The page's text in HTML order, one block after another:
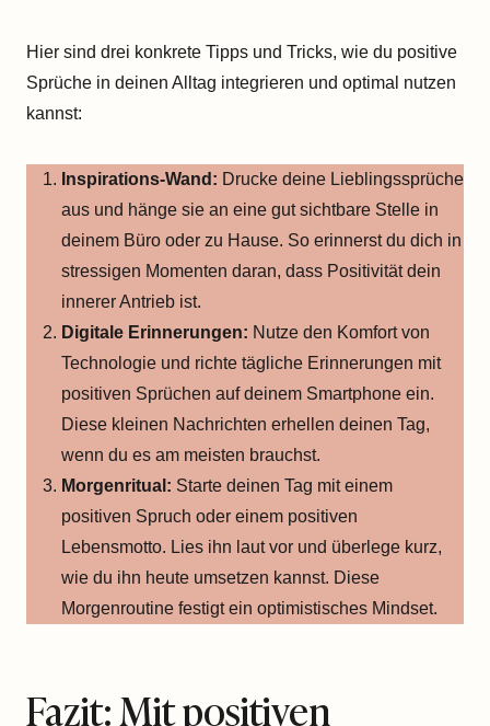
Hier sind drei konkrete Tipps und Tricks, wie du positive
Sprüche in deinen Alltag integrieren und optimal nutzen
kannst:
Inspirations-Wand: Drucke deine Lieblingssprüche
aus und hänge sie an eine gut sichtbare Stelle in
deinem Büro oder zu Hause. So erinnerst du dich in
stressigen Momenten daran, dass Positivität dein
innerer Antrieb ist.
Digitale Erinnerungen: Nutze den Komfort von
Technologie und richte tägliche Erinnerungen mit
positiven Sprüchen auf deinem Smartphone ein.
Diese kleinen Nachrichten erhellen deinen Tag,
wenn du es am meisten brauchst.
Morgenritual: Starte deinen Tag mit einem
positiven Spruch oder einem positiven
Lebensmotto. Lies ihn laut vor und überlege kurz,
wie du ihn heute umsetzen kannst. Diese
Morgenroutine festigt ein optimistisches Mindset.
Fazit: Mit positiven